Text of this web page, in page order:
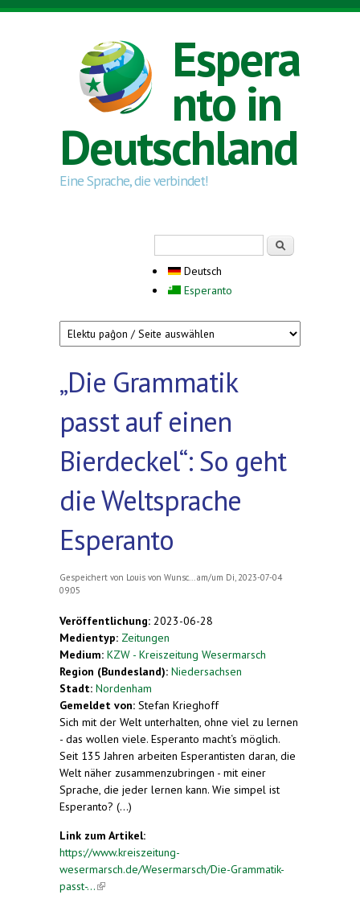
Direkt zum Inhalt
Espera
nto in
Deutschland
Eine Sprache, die verbindet!
Deutsch
Esperanto
„Die Grammatik
passt auf einen
Bierdeckel“: So geht
die Weltsprache
Esperanto
Gespeichert von Louis von Wunsc...
am/um Di, 2023-07-04
09:05
Veröffentlichung: 2023-06-28
Medientyp: Zeitungen
Medium: KZW - Kreiszeitung Wesermarsch
Region (Bundesland): Niedersachsen
Stadt: Nordenham
Gemeldet von: Stefan Krieghoff
Sich mit der Welt unterhalten, ohne viel zu lernen
- das wollen viele. Esperanto macht‘s möglich.
Seit 135 Jahren arbeiten Esperantisten daran, die
Welt näher zusammenzubringen - mit einer
Sprache, die jeder lernen kann. Wie simpel ist
Esperanto? (...)
Link zum Artikel:
https://www.kreiszeitung-
wesermarsch.de/Wesermarsch/Die-Grammatik-
passt-...(link is external)